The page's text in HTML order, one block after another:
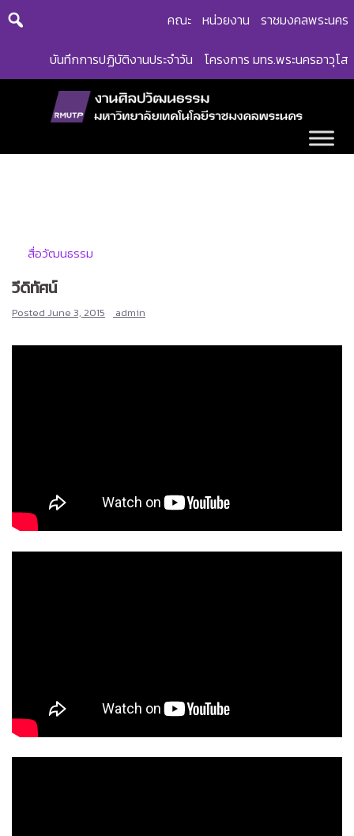
Skip
คณะ หน่วยงาน ราชมงคลพระนคร
บันทึกการปฏิบัติงานประจำวัน โครงการ มทร.พระนครอาวุโส
สื่อวัฒนธรรม
วีดิทัศน์
Posted June 3, 2015 admin